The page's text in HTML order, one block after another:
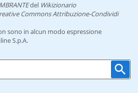
del Wikizionario
Commons Attribuzione-Condividi
sono in alcun modo espressione
S.p.A.